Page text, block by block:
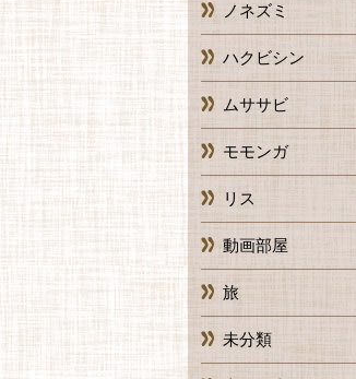
ノネズミ
ハクビシン
ムササビ
モモンガ
リス
動画部屋
旅
未分類